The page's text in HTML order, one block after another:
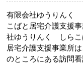
有限会社ゆうりんく
こばと居宅介護支援
社ゆうりんく しらこ
居宅介護支援事業所
のところにある訪問看